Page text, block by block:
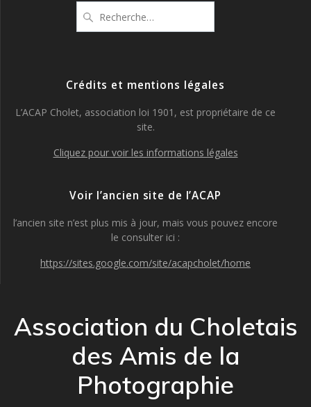
pour
Crédits et mentions légales
L’ACAP Cholet, association loi 1901, est propriétaire de ce
site.
Cliquez pour voir les informations légales
Voir l’ancien site de l’ACAP
l’ancien site n’est plus mis à jour, mais vous pouvez encore
le consulter ici :
https://sites.google.com/site/acapcholet/home
Association du Choletais
des Amis de la
Photographie